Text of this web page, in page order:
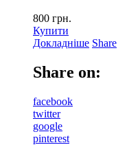
800 грн.
Купити
Докладніше Share
Share on:
facebook
twitter
google
pinterest